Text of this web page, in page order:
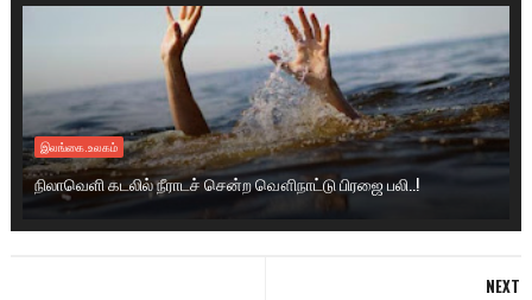
இலங்கை.உலகம்
நிலாவெளி கடலில் நீராடச் சென்ற வௌிநாட்டு பிரஜை பலி..!
NEXT